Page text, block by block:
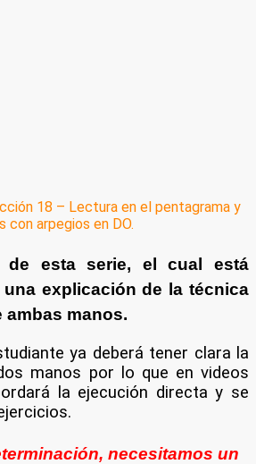
de esta serie, el cual está
explicación de la técnica
manos.
ya deberá tener clara la
manos por lo que en videos
la ejecución directa y se
necesitamos un